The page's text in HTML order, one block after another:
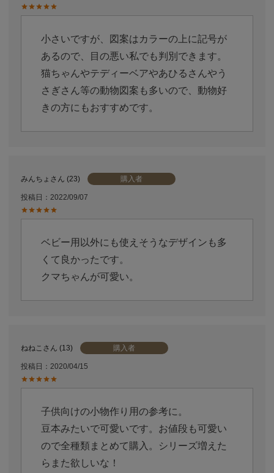
小さいですが、図案はカラーの上に記号が
あるので、目の悪い私でも判別できます。
猫ちゃんやテディーベアやあひるさんやう
さぎさん等の動物図案も多いので、動物好
きの方にもおすすめです。
みんちょ 23 購入者
投稿日 2022/09/07
ベビー用以外にも使えそうなデザインも多
くて良かったです。
クマちゃんが可愛い。
ねねこ 13 購入者
投稿日 2020/04/15
子供向けの小物作り用の参考に。
豆本みたいで可愛いです。お値段も可愛い
ので全種類まとめて購入。シリーズ増えた
らまた欲しいな！